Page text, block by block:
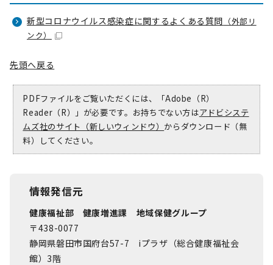
新型コロナウイルス感染症に関するよくある質問 （外部リ
ンク）
先頭へ戻る
PDFファイルをご覧いただくには、「Adobe（R）
Reader（R）」が必要です。お持ちでない方はアドビシステ
ムズ社のサイト（新しいウィンドウ） からダウンロード（無
料）してください。
情報発信元
健康福祉部 健康増進課 地域保健グループ
〒438-0077
静岡県磐田市国府台57-7 iプラザ（総合健康福祉会
館）3階